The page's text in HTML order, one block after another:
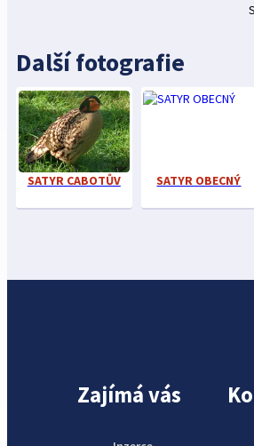
Další fotografie
SATYR CABOTŮV SATYR OBECNÝ
Zajímá vás